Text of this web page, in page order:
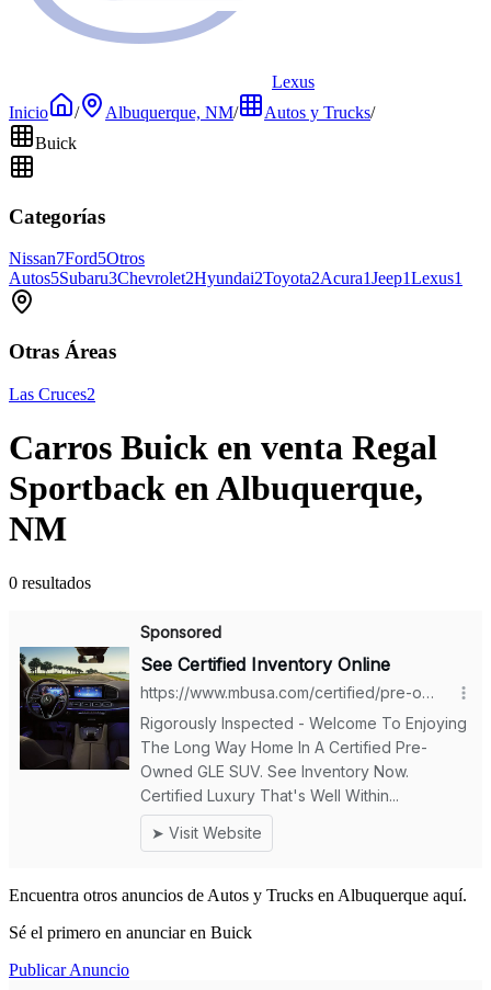
Lexus
Inicio
/ Albuquerque, NM/ Autos y Trucks/
Buick
Categorías
Nissan7Ford5Otros
Autos5Subaru3Chevrolet2Hyundai2Toyota2Acura1Jeep1Lexus1
Otras Áreas
Las Cruces2
Carros Buick en venta Regal
Sportback en Albuquerque,
NM
0 resultados
Encuentra otros anuncios de Autos y Trucks en Albuquerque aquí.
Sé el primero en anunciar en Buick
Publicar Anuncio